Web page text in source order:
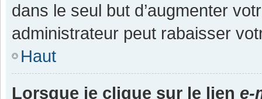
dans le seul but d’augmenter
administrateur peut rabaisser
Haut
Lorsque je clique sur le lien e-